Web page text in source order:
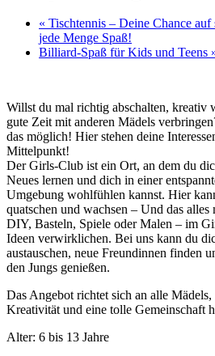
« Tischtennis – Deine Chance
jede Menge Spaß!
Billiard-Spaß für Kids und Teens
Willst du mal richtig abschalten, kreativ
gute Zeit mit anderen Mädels
das möglich! Hier stehen deine
Mittelpunkt!
Der Girls-Club ist ein Ort, an dem du
Neues lernen und dich in einer
Umgebung wohlfühlen kannst. Hier
quatschen und wachsen – Und das
DIY, Basteln, Spiele oder Malen – im
Ideen verwirklichen. Bei uns kann du
austauschen, neue Freundinnen finden
den Jungs genießen.
Das Angebot richtet sich an alle
Kreativität und eine tolle Gemeinschaft
Alter: 6 bis 13 Jahre